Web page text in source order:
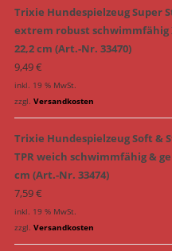
Trixie Hundespielzeug Super
extrem robust schwimmfähig
22,2 cm (Art.-Nr. 33470)
9,49€
inkl. 19 % MwSt.
zzgl. Versandkosten
Trixie Hundespielzeug Soft &
TPR weich schwimmfähig &
cm (Art.-Nr. 33474)
7,59€
inkl. 19 % MwSt.
zzgl. Versandkosten